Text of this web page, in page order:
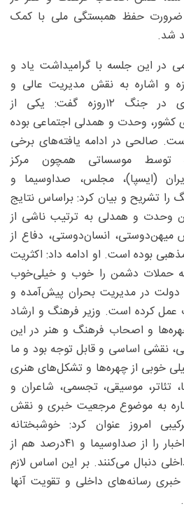
و بر ضرورت حفظ همبستگی ملی با کمک
شد.
در این جلسه با گرامیداشت یاد و
شهدای جنگ ۱۲‌روزه و اشاره به نقش مدیریت عالی و
تدابیر مقام معظم رهبری در جنگ ۱۲‌روزه گفت: یکی از
کشور، وحدت و همدلی اجتماعی بوده
صالحی در ادامه یافته‌های برخی
توسط موسساتی همچون مرکز
(ایسپا)، مجلس، صداوسیما و
را تشریح و بیان کرد: براساس نتایج
وحدت و همدلی به ترتیب ناشی از
انسان‌دوستی، دفاع از
بوده است. او ادامه داد: اکثریت
حملات دشمن را خوب و خیلی‌خوب
دولت در مدیریت بحران پیش‌آمده و
عمل کرده ‌است. وزیر فرهنگ و ارشاد
و اصحاب فرهنگ و هنر در این
نقشی اساسی و قابل توجه بود و ما
خوبی از چهره‌ها و تشکل‌های هنری
تئاتر، موسیقی، تجسمی، شاعران و
به موضوع مرجعیت خبری و نقش
امروز عنوان کرد: خوشبختانه
۵۸درصد از مردم گفته‌اند اخبار را از صداوسیما و ۴۱‌درصد هم از
دنبال می‌کنند. بر این اساس لازم
رسانه‌های داخلی و تقویت آنها